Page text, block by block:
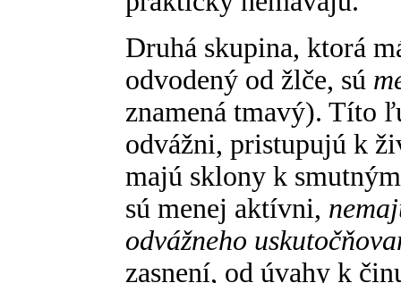
Druhá skupina, ktorá
odvodený od žlče, sú
znamená tmavý). Títo
odvážni, pristupujú k
majú sklony k
sú menej aktívni,
odvážneho
zasnení, od úvahy k